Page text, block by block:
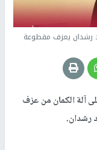
رشدان يعزف مقطوعة
آلة الكمان من عزف
رشدان.